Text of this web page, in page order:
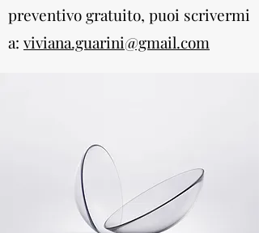
preventivo gratuito, puoi scrivermi
a: viviana.guarini@gmail.com